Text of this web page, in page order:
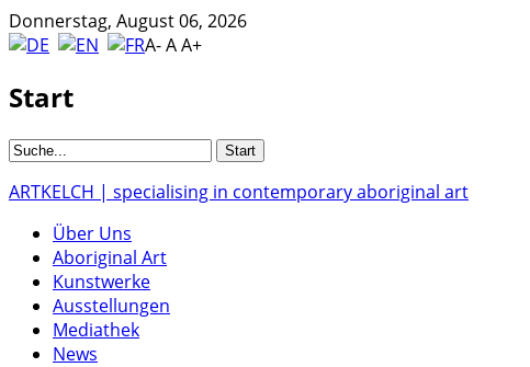
Donnerstag, August 06, 2026
A-AA+
Start
ARTKELCH | specialising in contemporary aboriginal art
Über Uns
Aboriginal Art
Kunstwerke
Ausstellungen
Mediathek
News